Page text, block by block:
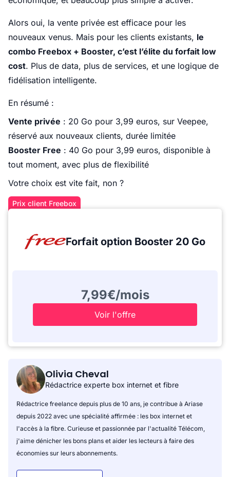
Alors oui, la vente privée est efficace pour les
nouveaux venus. Mais pour les clients existants, le
combo Freebox + Booster, c’est l’élite du forfait low
cost. Plus de data, plus de services, et une logique de
fidélisation intelligente.
En résumé :
Vente privée : 20 Go pour 3,99 euros, sur Veepee,
réservé aux nouveaux clients, durée limitée
Booster Free : 40 Go pour 3,99 euros, disponible à
tout moment, avec plus de flexibilité
Votre choix est vite fait, non ?
Prix client Freebox
Forfait option Booster 20 Go
7,99€/mois
Voir l'offre
Olivia Cheval
Rédactrice experte box internet et fibre
Rédactrice freelance depuis plus de 10 ans, je contribue à Ariase
depuis 2022 avec une spécialité affirmée : les box internet et
l'accès à la fibre. Curieuse et passionnée par l'actualité Télécom,
j'aime dénicher les bons plans et aider les lecteurs à faire des
économies sur leurs abonnements.